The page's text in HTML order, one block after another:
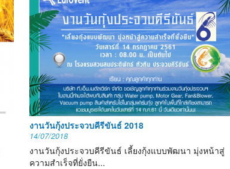
งานวันกุ้งประจวบคีรีขันธ์ 2018
14/07/2018
งานวันกุ้งประจวบคีรีขันธ์ เลี้ยงกุ้งแบบพัฒนา มุ่งหน้าสู่
ความสำเร็จที่ยั่งยืน...